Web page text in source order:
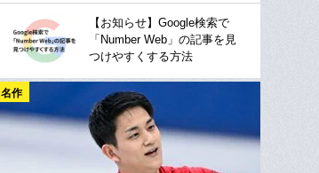
【お知らせ】Google検索で
「Number Web」の記事を見
つけやすくする方法
名作